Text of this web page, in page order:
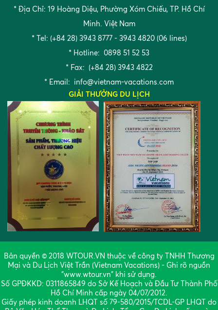
* Địa Chỉ: 19 Hoàng Diệu, Phường Xóm Chiếu, TP. Hồ Chí
Minh. Việt Nam
* Tel: (+84 28) 3943 8777 - 3943 4820 (06 lines)
* Hotline: 0898 51 52 53
* Fax: (+84 28) 3943 4822
* Email: info@vietnam-vacations.com
GIẢI THƯỞNG DU LỊCH
Bản quyền © 2018 WTOUR.VN thuộc về công ty TNHH Thương
Mại và Du Lịch Việt Trần (Vietnam Vacations) - Ghi rõ nguồn
"www.wtour.vn" khi sử dụng.
Số GPĐKKD: 0311865849 do Sở Kế Hoạch và Đầu Tư Thành Phố
Hồ Chí Minh cấp ngày 04/07/2012.
Giấy phép kinh doanh LHQT số 79-580/2015/TCDL-GP LHQT do